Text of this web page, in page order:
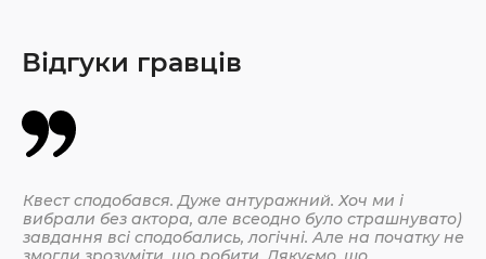
Відгуки гравців
Квест сподобався. Дуже антуражний. Хоч ми і
вибрали без актора, але всеодно було страшнувато)
завдання всі сподобались, логічні. Але на початку не